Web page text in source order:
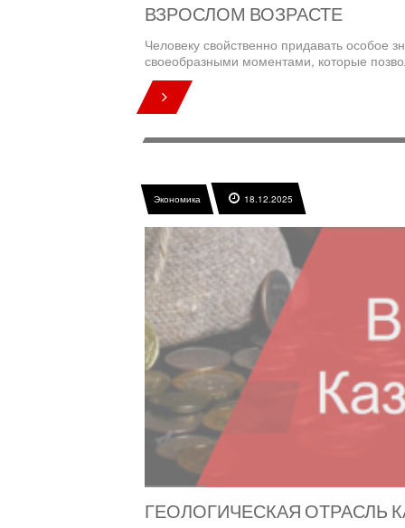
ВЗРОСЛОМ ВОЗРАСТЕ
Человеку свойственно придавать особое
своеобразными моментами, которые
Экономика 18.12.2025
ГЕОЛОГИЧЕСКАЯ ОТРАСЛЬ